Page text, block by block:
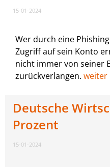
15-01-2024
Wer durch eine
Zugriff auf sein Konto
nicht immer von seiner
zurückverlangen. weiter
Deutsche
Prozent
15-01-2024